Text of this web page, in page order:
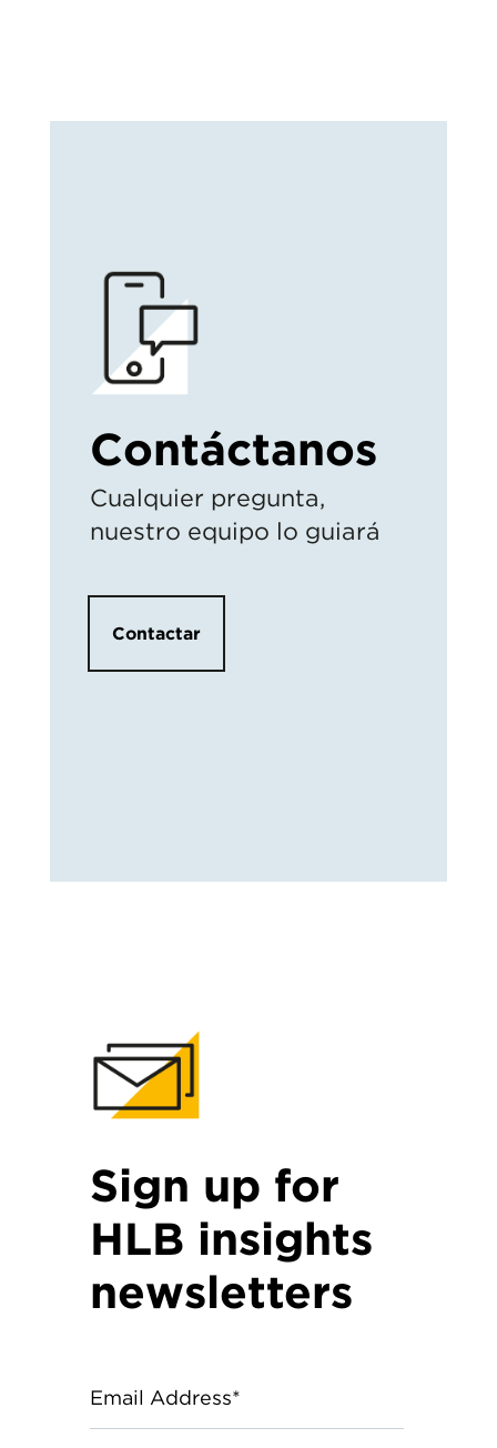
Contáctanos
Cualquier pregunta,
nuestro equipo lo guiará
Contactar
Sign up for
HLB insights
newsletters
Email Address*